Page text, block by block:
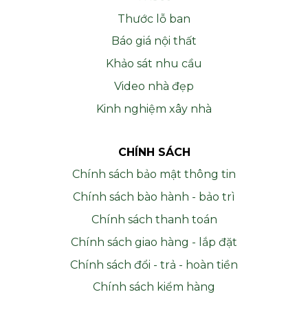
Thước lỗ ban
Báo giá nội thất
Khảo sát nhu cầu
Video nhà đẹp
Kinh nghiệm xây nhà
CHÍNH SÁCH
Chính sách bảo mật thông tin
Chính sách bào hành - bảo trì
Chính sách thanh toán
Chính sách giao hàng - lắp đặt
Chính sách đổi - trả - hoàn tiền
Chính sách kiểm hàng